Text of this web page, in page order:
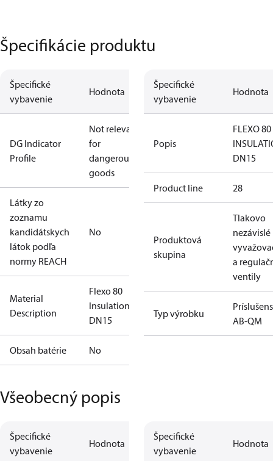
Špecifikácie produktu
Špecifické
vybavenie
Hodnota
DG Indicator
Profile
Not relevant
for
dangerous
goods
Látky zo
zoznamu
kandidátskych
látok podľa
normy REACH
No
Material
Description
Flexo 80
Insulation
DN15
Obsah batérie No
Špecifické
vybavenie
Hodnota
Popis
FLEXO 80
DN15
Product line 28
Produktová
skupina
Tlakovo
nezávislé
a
ventily
Typ výrobku
AB-QM
Všeobecný popis
Špecifické
vybavenie
Hodnota
Špecifické
vybavenie
Hodnota